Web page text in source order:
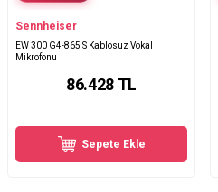
Sennheiser
EW 300 G4-865 S Kablosuz Vokal
Mikrofonu
86.428TL
Sepete Ekle